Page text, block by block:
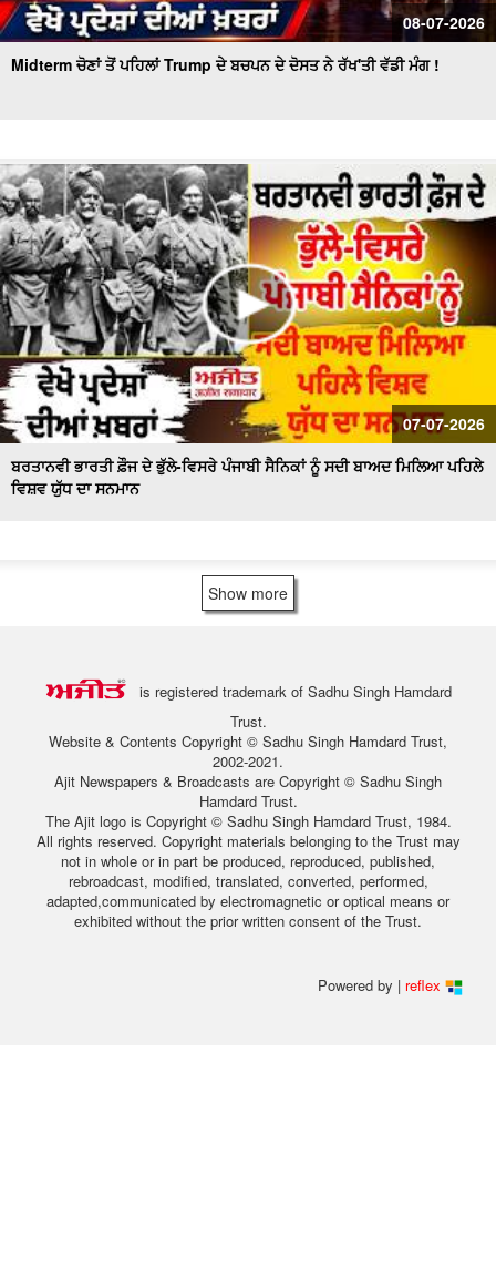
08-07-2026
Midterm ਚੋਣਾਂ ਤੋਂ ਪਹਿਲਾਂ Trump ਦੇ ਬਚਪਨ ਦੇ ਦੋਸਤ ਨੇ ਰੱਖ'ਤੀ ਵੱਡੀ ਮੰਗ !
07-07-2026
ਬਰਤਾਨਵੀ ਭਾਰਤੀ ਫ਼ੌਜ ਦੇ ਭੁੱਲੇ-ਵਿਸਰੇ ਪੰਜਾਬੀ ਸੈਨਿਕਾਂ ਨੂੰ ਸਦੀ ਬਾਅਦ ਮਿਲਿਆ ਪਹਿਲੇ
ਵਿਸ਼ਵ ਯੁੱਧ ਦਾ ਸਨਮਾਨ
Show more
is registered trademark of Sadhu Singh Hamdard
Trust.
Website & Contents Copyright © Sadhu Singh Hamdard Trust,
2002-2021.
Ajit Newspapers & Broadcasts are Copyright © Sadhu Singh
Hamdard Trust.
The Ajit logo is Copyright © Sadhu Singh Hamdard Trust, 1984.
All rights reserved. Copyright materials belonging to the Trust may
not in whole or in part be produced, reproduced, published,
rebroadcast, modified, translated, converted, performed,
adapted,communicated by electromagnetic or optical means or
exhibited without the prior written consent of the Trust.
Powered by | reflex